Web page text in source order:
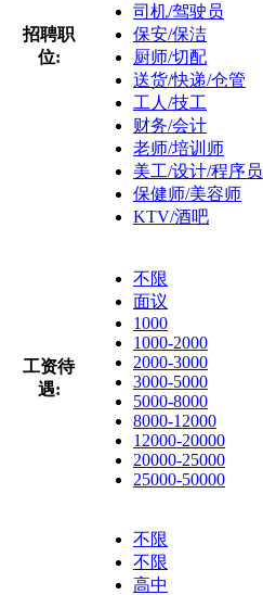
招聘职
位:
司机/驾驶员
保安/保洁
厨师/切配
送货/快递/仓管
工人/技工
财务/会计
老师/培训师
美工/设计/程序员
保健师/美容师
KTV/酒吧
工资待
遇:
不限
面议
1000
1000-2000
2000-3000
3000-5000
5000-8000
8000-12000
12000-20000
20000-25000
25000-50000
不限
不限
高中